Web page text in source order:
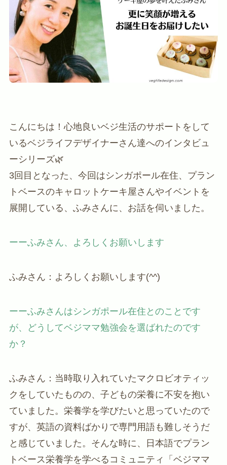
こんにちは！心地良いベジ生活のサポートをして
いるベジライフデザイナーさん達へのインタビュ
ーシリーズ🌿
3回目となった、今回はシンガポール在住、プラン
トベースのキャロットケーキ屋さんやイベントを
展開している、ふみさんに、お話を伺いました。
ーーふみさん、よろしくお願いします
ふみさん：よろしくお願いします(^^)
ーーふみさんはシンガポール在住とのことです
が、どうしてベジママ勉強会を選ばれたのです
か？
ふみさん：当時取り入れていたマクロビオティッ
クをしていたものの、子どもの栄養に不安を抱い
ていました。栄養学を学びたいと思っていたので
すが、英語の資料ばかりで専門用語も難しそうだ
と感じていました。そんな時に、日本語でプラン
トベース栄養学を学べるコミュニティ「ベジママ